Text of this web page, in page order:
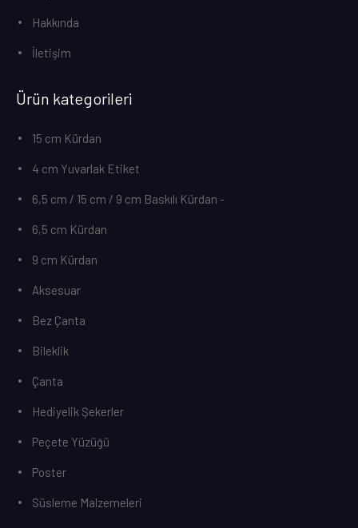
Hakkında
İletişim
Ürün kategorileri
15 cm Kürdan
4 cm Yuvarlak Etiket
6,5 cm / 15 cm / 9 cm Baskılı Kürdan -
6,5 cm Kürdan
9 cm Kürdan
Aksesuar
Bez Çanta
Bileklik
Çanta
Hediyelik Şekerler
Peçete Yüzüğü
Poster
Süsleme Malzemeleri